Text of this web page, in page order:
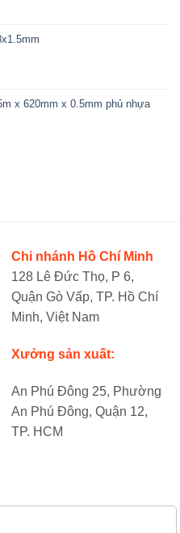
x 620mm x 0.5mm phủ nhựa
Chi nhánh Hồ Chí Minh
128 Lê Đức Thọ, P 6,
Quận Gò Vấp, TP. Hồ Chí
Minh, Việt Nam
Xưởng sản xuất:
An Phú Đông 25, Phường
An Phú Đông, Quận 12,
TP. HCM